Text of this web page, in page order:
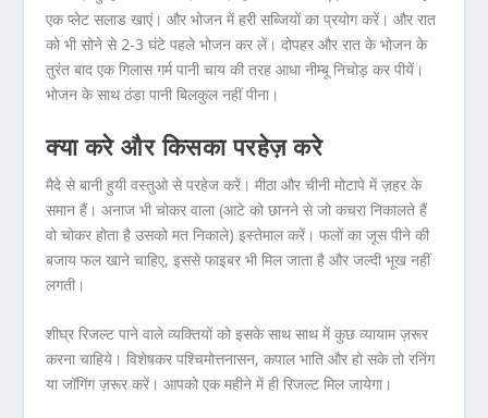
एक प्लेट सलाड खाएं। और भोजन में हरी सब्जियों का प्रयोग करें। और रात
को भी सोने से 2-3 घंटे पहले भोजन कर लें। दोपहर और रात के भोजन के
तुरंत बाद एक गिलास गर्म पानी चाय की तरह आधा नीम्बू निचोड़ कर पीयें।
भोजन के साथ ठंडा पानी बिलकुल नहीं पीना।
क्या करे और किसका परहेज़ करे
मैदे से बानी हुयी वस्तुओ से परहेज करें। मीठा और चीनी मोटापे में ज़हर के
समान हैं। अनाज भी चोकर वाला (आटे को छानने से जो कचरा निकालते हैं
वो चोकर होता है उसको मत निकाले) इस्तेमाल करें। फलों का जूस पीने की
बजाय फल खाने चाहिए, इससे फाइबर भी मिल जाता है और जल्दी भूख नहीं
लगती।
शीघ्र रिजल्ट पाने वाले व्यक्तियों को इसके साथ साथ में कुछ व्यायाम ज़रूर
करना चाहिये। विशेषकर पश्चिमोत्तनासन, कपाल भाति और हो सके तो रनिंग
या जॉगिंग ज़रूर करें। आपको एक महीने में ही रिजल्ट मिल जायेगा।